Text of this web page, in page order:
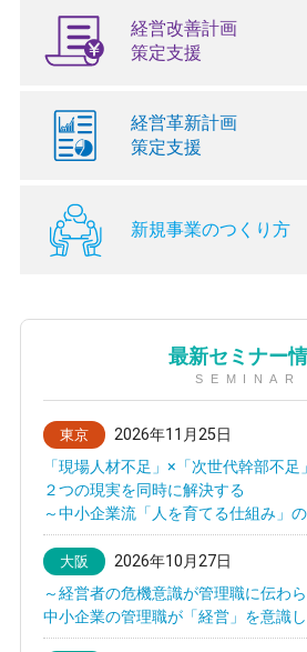
経営改善計画
策定支援
経営革新計画
策定支援
新規事業のつくり方
最新セミナー
SEMINAR
東京
2026年11月25日
「現場人材不足」×「次世代幹部不足」
２つの現実を同時に解決する
～中小企業流「人を育てる仕組み」
大阪
2026年10月27日
～経営者の危機意識が管理職に伝わ
中小企業の管理職が「経営」を意識